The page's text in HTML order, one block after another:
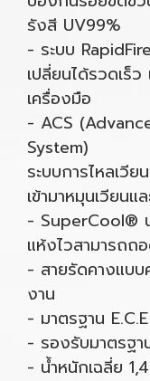
รังสี UV99%
- ระบบ
เปลี่ยนได้รวดเร็
เครื่องมือ
- ACS
System)
ระบบการไหลเวี
เข้ามาหมุนเวียนแ
- SuperCool®
แห้งไวสามารถถ
- สายรัดคางแบบ
งาน
- มาตรฐาน
- รองรับมาตรฐ
- น้ำหนักเฉลี่ย